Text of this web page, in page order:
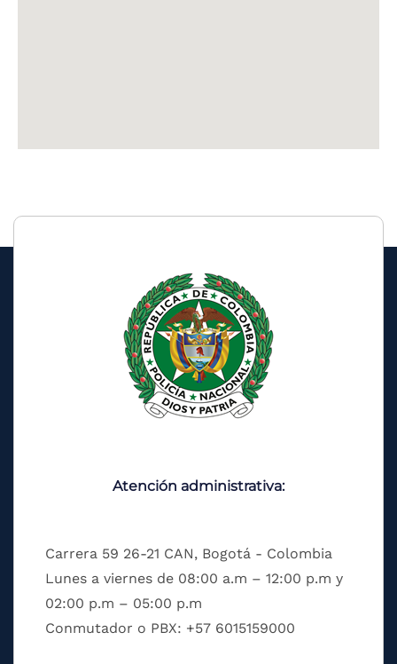
Atención administrativa:
Carrera 59 26-21 CAN, Bogotá - Colombia
Lunes a viernes de 08:00 a.m – 12:00 p.m y
02:00 p.m – 05:00 p.m
Conmutador o PBX: +57 6015159000